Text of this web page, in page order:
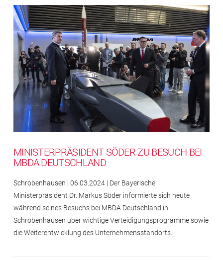
MINISTERPRÄSIDENT SÖDER ZU BESUCH BEI
MBDA DEUTSCHLAND
Schrobenhausen | 06.03.2024 | Der Bayerische
Ministerpräsident Dr. Markus Söder informierte sich heute
während seines Besuchs bei MBDA Deutschland in
Schrobenhausen über wichtige Verteidigungsprogramme sowie
die Weiterentwicklung des Unternehmensstandorts.